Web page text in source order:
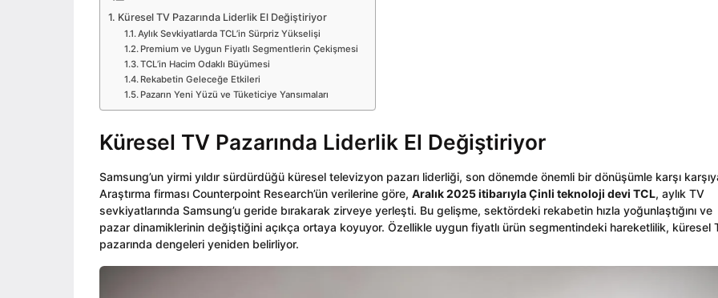
Küresel TV Pazarında Liderlik El Değiştiriyor
Aylık Sevkiyatlarda TCL’in Sürpriz Yükselişi
Premium ve Uygun Fiyatlı Segmentlerin Çekişmesi
TCL’in Hacim Odaklı Büyümesi
Rekabetin Geleceğe Etkileri
Pazarın Yeni Yüzü ve Tüketiciye Yansımaları
Küresel TV Pazarında Liderlik El Değiştiriyor
Samsung’un yirmi yıldır sürdürdüğü küresel televizyon pazarı liderliği, son dönemde önemli bir dönüşümle karşı
Araştırma firması Counterpoint Research’ün verilerine göre, Aralık 2025 itibarıyla Çinli teknoloji devi TCL, aylık TV
sevkiyatlarında Samsung’u geride bırakarak zirveye yerleşti. Bu gelişme, sektördeki rekabetin hızla yoğunlaştığını ve
pazar dinamiklerinin değiştiğini açıkça ortaya koyuyor. Özellikle uygun fiyatlı ürün segmentindeki hareketlilik, küresel
pazarında dengeleri yeniden belirliyor.